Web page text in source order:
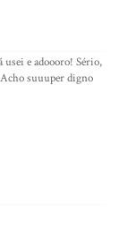
e adoooro! Sério,
suuuper digno